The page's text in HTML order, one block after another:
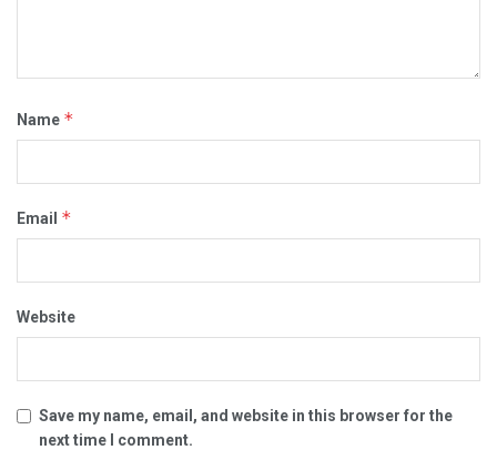
Name *
Email *
Website
Save my name, email, and website in this browser for the
next time I comment.